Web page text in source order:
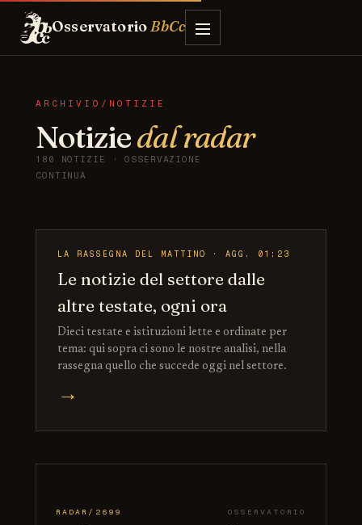
OsservatorioBbCc
ARCHIVIO/NOTIZIE
Notiziedal radar
180 NOTIZIE · OSSERVAZIONE
CONTINUA
LA RASSEGNA DEL MATTINO · AGG. 01:23
Le notizie del settore dalle
altre testate, ogni ora
Dieci testate e istituzioni lette e ordinate per
tema: qui sopra ci sono le nostre analisi, nella
rassegna quello che succede oggi nel settore.
→
RADAR/2699 OSSERVATORIO